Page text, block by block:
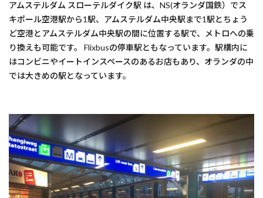
アムステルダム スローテルダイク駅 は、NS(オランダ国鉄）でス
キポール空港駅から1駅、アムステルダム中央駅まで1駅とちょう
ど空港とアムステルダム中央駅の間に位置する駅で、メトロへの乗
り換えも可能です。 Flixbusの停車駅ともなっています。駅構内に
はコンビニやイートインスペースのあるお店もあり、オランダの中
では大きめの駅となっています。